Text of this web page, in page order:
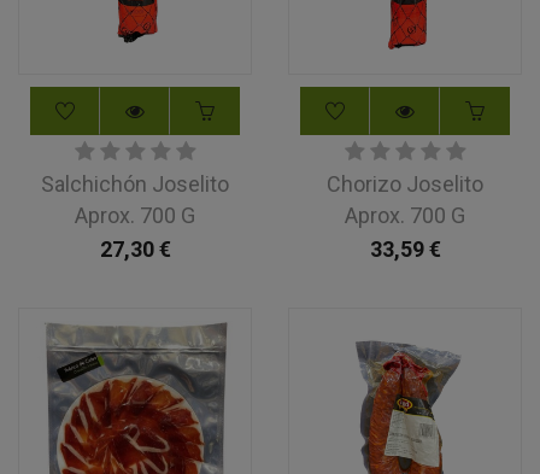
Salchichón Joselito
Aprox. 700 G
27,30€
Chorizo Joselito
Aprox. 700 G
33,59€